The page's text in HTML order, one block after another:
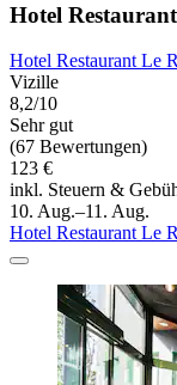
Hotel
Hotel Restaurant Le
Vizille
8,2/10
Sehr gut
(67 Bewertungen)
123 €
inkl. Steuern &
10. Aug.–11. Aug.
Hotel Restaurant Le